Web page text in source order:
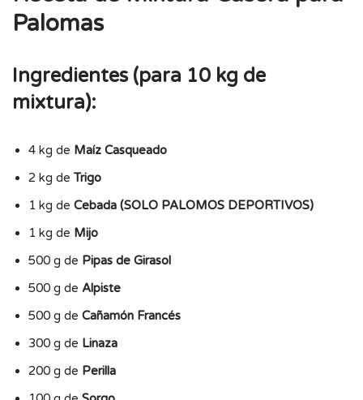
Palomas
Ingredientes (para 10 kg de
mixtura):
4 kg de Maíz Casqueado
2 kg de Trigo
1 kg de Cebada (SOLO PALOMOS DEPORTIVOS)
1 kg de Mijo
500 g de Pipas de Girasol
500 g de Alpiste
500 g de Cañamón Francés
300 g de Linaza
200 g de Perilla